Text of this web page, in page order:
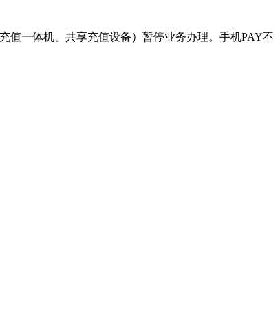
值一体机、共享充值设备）暂停业务办理。手机PAY不